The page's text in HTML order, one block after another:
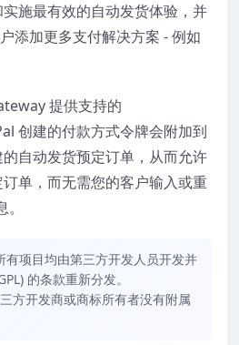
施最有效的自动发货体验，并
添加更多支付解决方案 - 例如
提供支持的
创建的付款方式令牌会附加到
自动发货预定订单，从而允许
单，而无需您的客户输入或重
有项目均由第三方开发人员开发并
的条款重新分发。
方开发商或商标所有者没有附属